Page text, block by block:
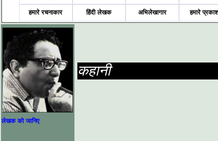
हमारे रचनाकार हिंदी लेखक अभिलेखागार हमारे
लेखक को जानिए
कहानी